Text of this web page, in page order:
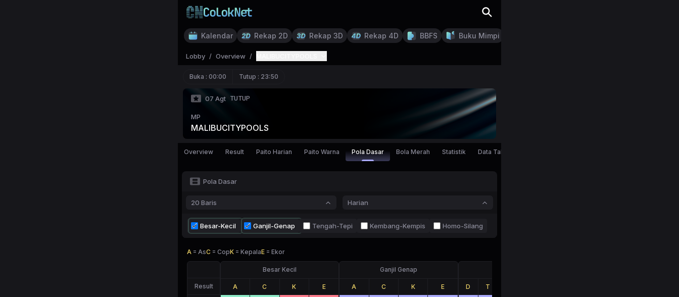
Kalendar Rekap 2D Rekap 3D Rekap 4D BBFS Buku Mimpi
Lobby / Overview /
Buka : 00:00 Tutup : 23:50
07 Agt TUTUP
MP
MALIBUCITYPOOLS
Overview Result Paito Harian Paito Warna Pola Dasar Bola Merah Statistik Data Tahunan
Pola Dasar
20 Baris Harian
Besar-Kecil Ganjil-Genap Tengah-Tepi Kembang-Kempis Homo-Silang
A = AsC = CopK = KepalaE = Ekor
Result
Besar Kecil
A C K E
Ganjil Genap
A C K E D T